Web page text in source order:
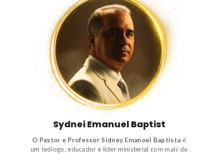
Sydnei Emanuel Baptist
O Pastor e Professor Sidney Emanoel Baptista é
um teólogo, educador e líder ministerial com mais de